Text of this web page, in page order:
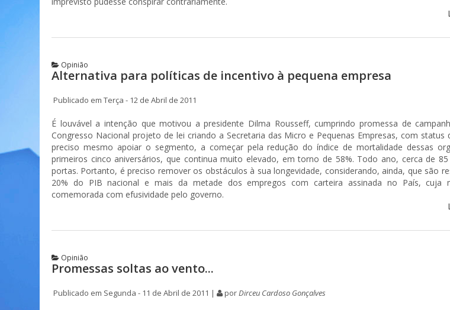
Opinião
Alternativa para políticas de incentivo à pequena empresa
Publicado em Terça - 12 de Abril de 2011
É louvável a intenção que motivou a presidente Dilma Rousseff, cumprindo promessa de
Congresso Nacional projeto de lei criando a Secretaria das Micro e Pequenas Empresas, com status
preciso mesmo apoiar o segmento, a começar pela redução do índice de mortalidade dessas
primeiros cinco aniversários, que continua muito elevado, em torno de 58%. Todo ano, cerca de
portas. Portanto, é preciso remover os obstáculos à sua longevidade, considerando, ainda, que são
20% do PIB nacional e mais da metade dos empregos com carteira assinada no País, cuja
comemorada com efusividade pelo governo.
Opinião
Promessas soltas ao vento...
Publicado em Segunda - 11 de Abril de 2011 | porDirceu Cardoso Gonçalves